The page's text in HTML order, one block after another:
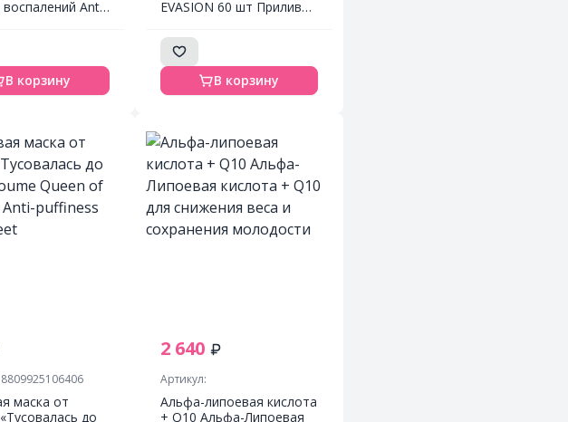
Anti-
В корзину
EVASION 60 шт Прилив
энергии, а главное
хороший крепкий сон.
Защита от вирусов в
период осени и зимы.
В корзину
маска от
до
2 640
Артикул:
Альфа-липоевая кислота
+ Q10 Альфа-Липоевая